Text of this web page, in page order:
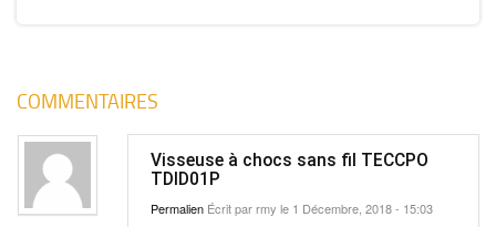
COMMENTAIRES
Visseuse à chocs sans fil TECCPO
TDID01P
Permalien Écrit parrmy le 1 Décembre, 2018 - 15:03